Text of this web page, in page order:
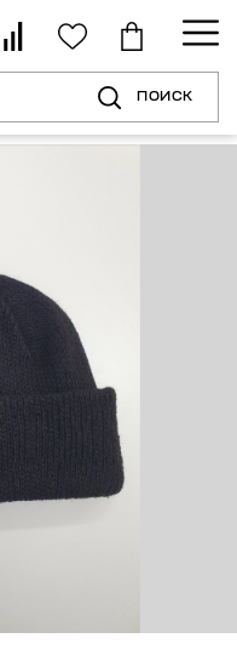
ПОИСК
индивидуальной защиты